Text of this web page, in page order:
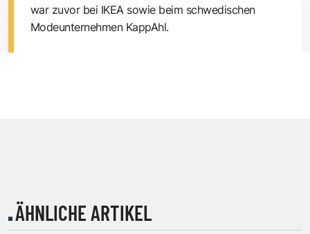
war zuvor bei IKEA sowie beim schwedischen
Modeunternehmen KappAhl.
ÄHNLICHE ARTIKEL